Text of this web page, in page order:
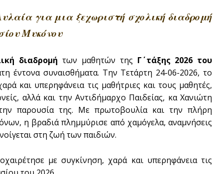
για μια ξεχωριστή σχολική διαδρομή
Μυκόνου
διαδρομή των μαθητών της Γ΄ τάξης 2026 του
έντονα συναισθήματα. Την Τετάρτη 24-06-2026, το
και υπερηφάνεια τις μαθήτριες και τους μαθητές,
αλλά και την Αντιδήμαρχο Παιδείας, κα Χανιώτη
παρουσία της. Με πρωτοβουλία και την πλήρη
η βραδιά πλημμύρισε από χαμόγελα, αναμνήσεις
στη ζωή των παιδιών.
με συγκίνηση, χαρά και υπερηφάνεια τις